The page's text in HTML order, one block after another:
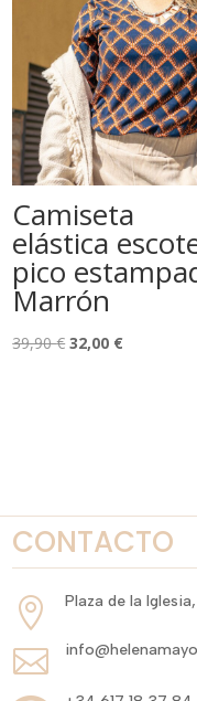
Camiseta
elástica
pico
Marrón
39,90€ El
32,00 €El
CONTACTO
 Plaza de la
